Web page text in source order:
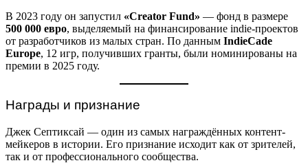
В 2023 году он запустил «Creator Fund» — фонд в размере
500 000 евро, выделяемый на финансирование indie-проектов
от разработчиков из малых стран. По данным IndieCade
Europe, 12 игр, получивших гранты, были номинированы на
премии в 2025 году.
Награды и признание
Джек Септиксай — один из самых награждённых контент-
мейкеров в истории. Его признание исходит как от зрителей,
так и от профессионального сообщества.